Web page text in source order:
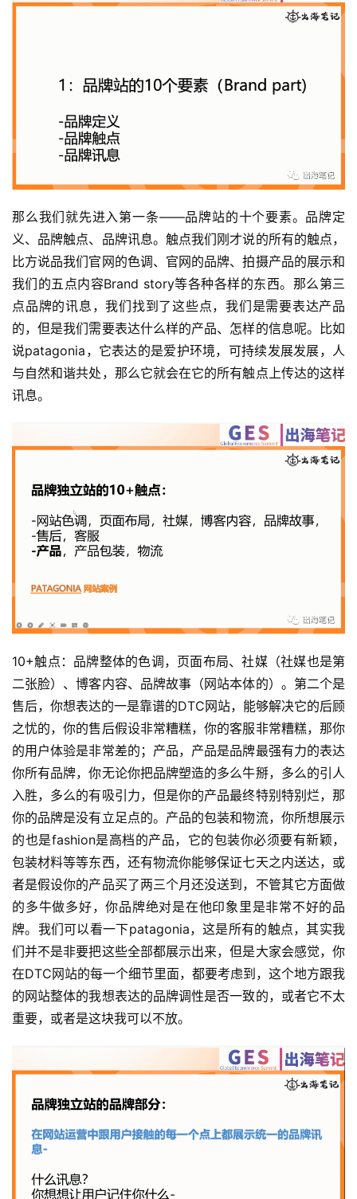
b
干
货
精
选
那么我们就先进入第一条——品牌站的十个要素。品牌定
义、品牌触点、品牌讯息。触点我们刚才说的所有的触点，
比方说品我们官网的色调、官网的品牌、拍摄产品的展示和
我们的五点内容Brand story等各种各样的东西。那么第三
点品牌的讯息，我们找到了这些点，我们是需要表达产品
的，但是我们需要表达什么样的产品、怎样的信息呢。比如
说patagonia，它表达的是爱护环境，可持续发展发展，人
与自然和谐共处，那么它就会在它的所有触点上传达的这样
讯息。
10+触点：品牌整体的色调，页面布局、社媒（社媒也是第
二张脸）、博客内容、品牌故事（网站本体的）。第二个是
售后，你想表达的一是靠谱的DTC网站，能够解决它的后顾
之忧的，你的售后假设非常糟糕，你的客服非常糟糕，那你
的用户体验是非常差的；产品，产品是品牌最强有力的表达
你所有品牌，你无论你把品牌塑造的多么牛掰，多么的引人
入胜，多么的有吸引力，但是你的产品最终特别特别烂，那
你的品牌是没有立足点的。产品的包装和物流，你所想展示
的也是fashion是高档的产品，它的包装你必须要有新颖，
包装材料等等东西，还有物流你能够保证七天之内送达，或
者是假设你的产品买了两三个月还没送到，不管其它方面做
的多牛做多好，你品牌绝对是在他印象里是非常不好的品
牌。我们可以看一下patagonia，这是所有的触点，其实我
们并不是非要把这些全部都展示出来，但是大家会感觉，你
在DTC网站的每一个细节里面，都要考虑到，这个地方跟我
的网站整体的我想表达的品牌调性是否一致的，或者它不太
重要，或者是这块我可以不放。